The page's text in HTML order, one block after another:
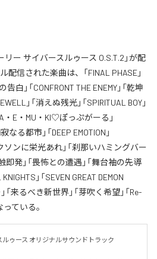
ー サイバースルゥース O.S.T.2」が配
信された楽曲は、「FINAL PHASE」
告白」「CONFRONT THE ENEMY」「乾坤
」「消えぬ残光」「SPIRITUAL BOY」
・E・MU・KI♡ぽっぷがーる」
なる都市」「DEEP EMOTION」
クソンに栄光あれ」「刹那いハミングバー
触即発」「畏怖との遭遇」「舞台袖の先導
」「SEVEN GREAT DEMON
「来るべき新世界」「芽吹く希望」「Re-
ている。
ゥース オリジナルサウンドトラック